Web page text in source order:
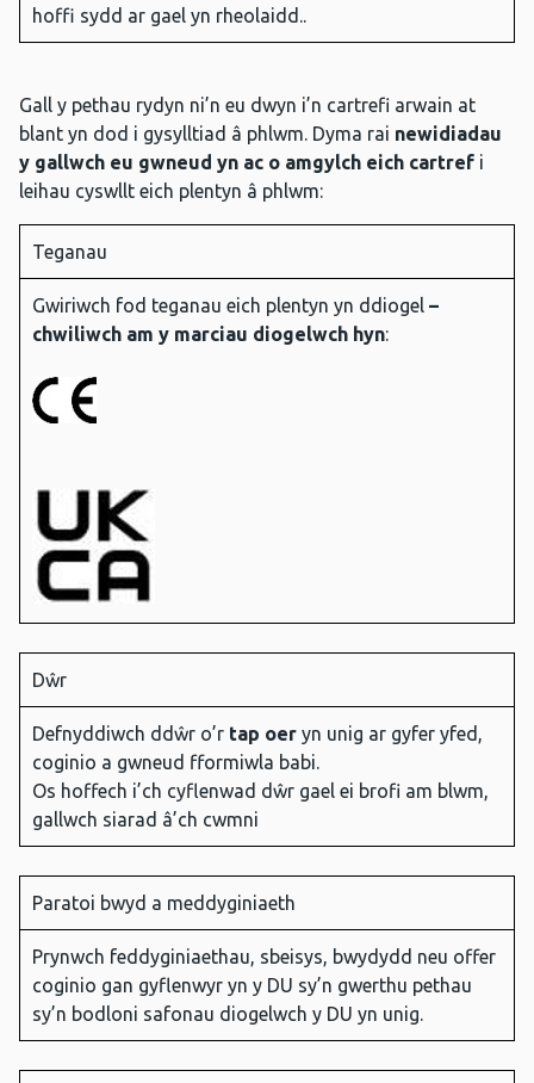
hoffi sydd ar gael yn rheolaidd..
Gall y pethau rydyn ni’n eu dwyn i’n cartrefi arwain at
blant yn dod i gysylltiad â phlwm. Dyma rai newidiadau
y gallwch eu gwneud yn ac o amgylch eich cartref i
leihau cyswllt eich plentyn â phlwm:
Teganau
Gwiriwch fod teganau eich plentyn yn ddiogel –
chwiliwch am y marciau diogelwch hyn:
Dŵr
Defnyddiwch ddŵr o’r tap oer yn unig ar gyfer yfed,
coginio a gwneud fformiwla babi.
Os hoffech i’ch cyflenwad dŵr gael ei brofi am blwm,
gallwch siarad â’ch cwmni
Paratoi bwyd a meddyginiaeth
Prynwch feddyginiaethau, sbeisys, bwydydd neu offer
coginio gan gyflenwyr yn y DU sy’n gwerthu pethau
sy’n bodloni safonau diogelwch y DU yn unig.